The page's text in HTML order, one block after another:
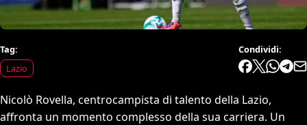
Tag:
Lazio
Condividi:
Nicolò Rovella, centrocampista di talento della Lazio,
affronta un momento complesso della sua carriera. Un